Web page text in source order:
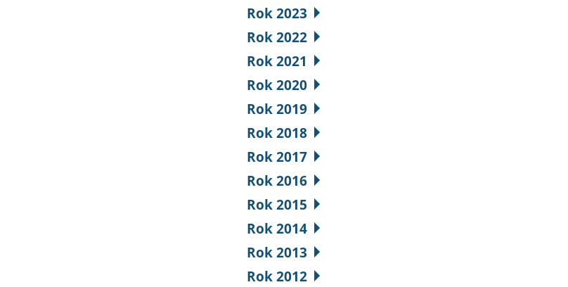
Rok 2023
Rok 2022
Rok 2021
Rok 2020
Rok 2019
Rok 2018
Rok 2017
Rok 2016
Rok 2015
Rok 2014
Rok 2013
Rok 2012